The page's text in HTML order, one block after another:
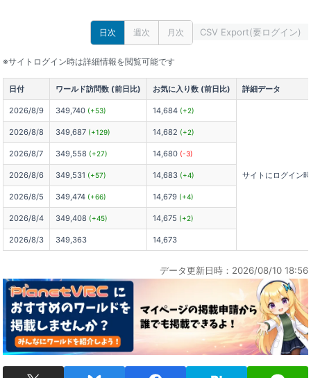
日次 週次 月次 CSV Export(要ログイン)
※サイトログイン時は詳細情報を閲覧可能です
日付 ワールド訪問数 (前日比) お気に入り数 (前日比) 詳細データ
2026/8/9 349,740 (+53) 14,684 (+2)
サイトにログイン
2026/8/8 349,687 (+129) 14,682 (+2)
2026/8/7 349,558 (+27) 14,680 (-3)
2026/8/6 349,531 (+57) 14,683 (+4)
2026/8/5 349,474 (+66) 14,679 (+4)
2026/8/4 349,408 (+45) 14,675 (+2)
2026/8/3 349,363 14,673
データ更新日時：2026/08/10 18:56